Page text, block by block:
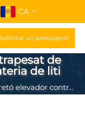
CA
un pressupost
de
de liti
contrapesat de quatre rodes amb bateria de liti